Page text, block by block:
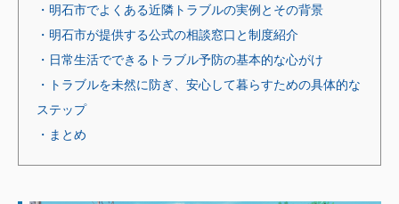
・明石市でよくある近隣トラブルの実例とその背景
・明石市が提供する公式の相談窓口と制度紹介
・日常生活でできるトラブル予防の基本的な心がけ
・トラブルを未然に防ぎ、安心して暮らすための具体的な
ステップ
・まとめ